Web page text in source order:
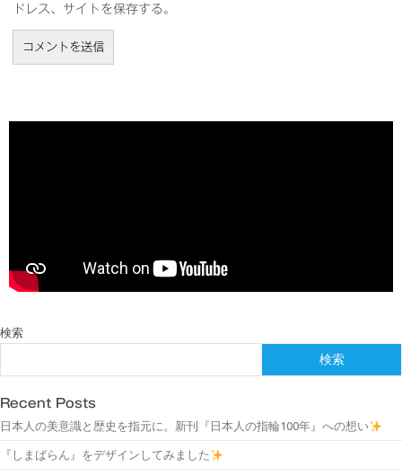
ドレス、サイトを保存する。
検索
検索
Recent Posts
日本人の美意識と歴史を指元に。新刊『日本人の指輪100年』への想い
『しまばらん』をデザインしてみました